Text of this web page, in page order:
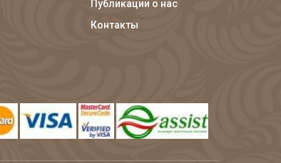
Публикации о нас
Контакты